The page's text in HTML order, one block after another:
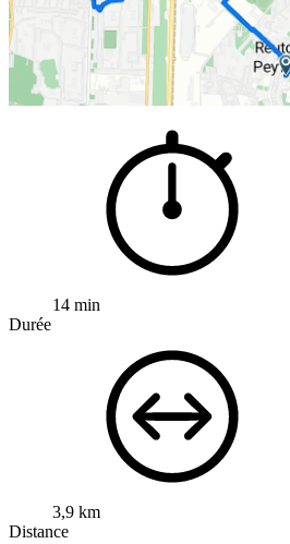
14 min
Durée
3,9 km
Distance